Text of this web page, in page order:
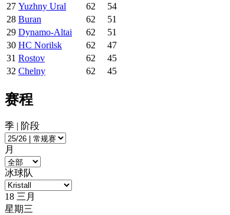
27 Yuzhny Ural 62
54
28 Buran 62
51
29 Dynamo-Altai 62
51
30 HC Norilsk 62
47
31 Rostov 62
45
32 Chelny 62 45
赛程
季 | 阶段
月
冰球队
18 三月
星期三